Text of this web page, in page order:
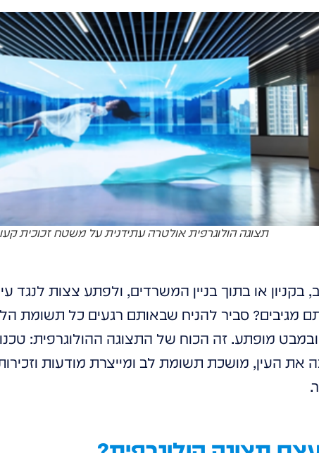
תצוגה הולוגרפית אולטרה עתידנית על משטח זכוכית
בקניון או בתוך בניין המשרדים, ולפתע צצות לנגד
מגיבים? סביר להניח שבאותם רגעים כל תשומת
מופתע. זה הכוח של התצוגה ההולוגרפית:
את העין, מושכת תשומת לב ומייצרת מודעות